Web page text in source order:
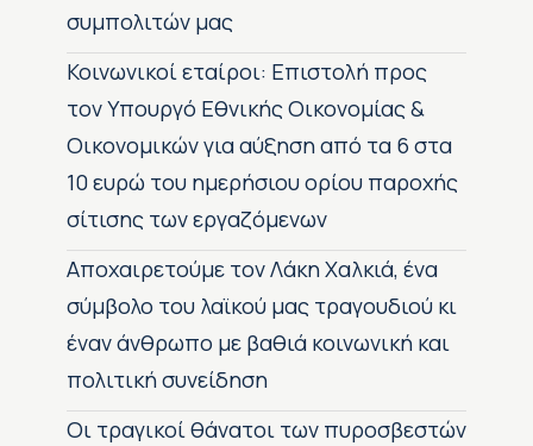
συμπολιτών μας
Κοινωνικοί εταίροι: Επιστολή προς
τον Υπουργό Εθνικής Οικονομίας &
Οικονομικών για αύξηση από τα 6 στα
10 ευρώ του ημερήσιου ορίου παροχής
σίτισης των εργαζόμενων
Αποχαιρετούμε τον Λάκη Χαλκιά, ένα
σύμβολο του λαϊκού μας τραγουδιού κι
έναν άνθρωπο με βαθιά κοινωνική και
πολιτική συνείδηση
Οι τραγικοί θάνατοι των πυροσβεστών